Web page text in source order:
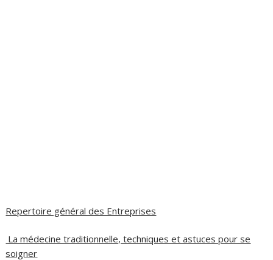
Repertoire général des Entreprises
La médecine traditionnelle, techniques et astuces pour se
soigner